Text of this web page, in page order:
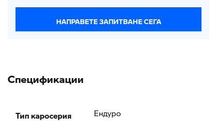
НАПРАВЕТЕ ЗАПИТВАНЕ СЕГА
Спецификации
Тип каросерия Ендуро